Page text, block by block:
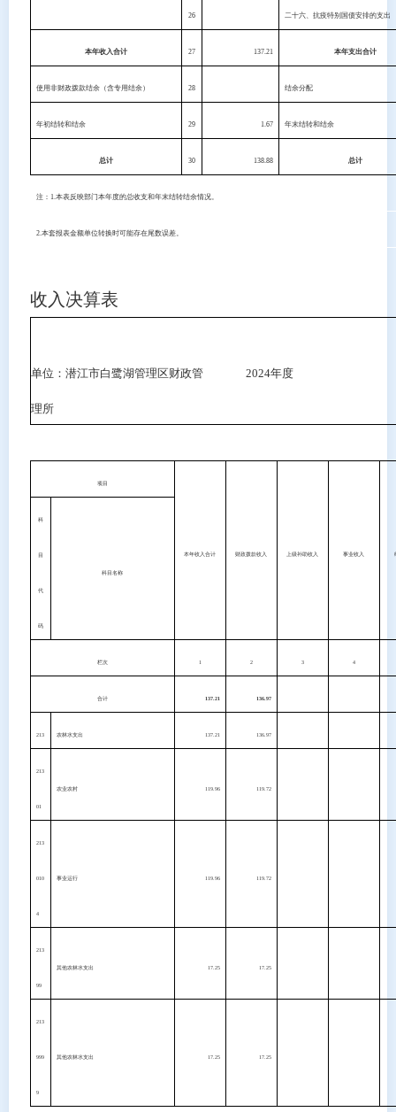
26 二十六、抗疫特别国债安排的支出
本年收入合计 27 137.21 本年支出合计
使用非财政拨款结余（含专用结余） 28 结余分配
年初结转和结余 29 1.67 年末结转和结余
总计 30 138.88 总计
注： 1.本表反映部门本年度的总收支和年末结转结余情况。
2.本套报表金额单位转换时可能存在尾数误差。
收入决算表
单位：潜江市白鹭湖管理区财政管
理所
2024年度
项目
本年收入合计 财政拨款收入 上级补助收入 事业收入
科
目
代
码
科目名称
栏次 1 2 3 4
合计 137.21 136.97
213 农林水支出 137.21 136.97
213
01
农业农村 119.96 119.72
213
010
4
事业运行 119.96 119.72
213
99
其他农林水支出 17.25 17.25
213
999
9
其他农林水支出 17.25 17.25